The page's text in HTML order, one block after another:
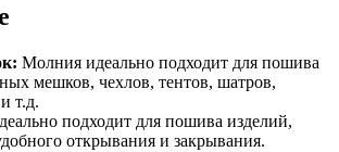
Молния идеально подходит для пошива
мешков, чехлов, тентов, шатров,
т.д.
подходит для пошива изделий,
открывания и закрывания.